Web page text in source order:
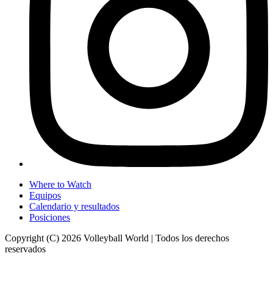
Where to Watch
Equipos
Calendario y resultados
Posiciones
Copyright (C) 2026 Volleyball World | Todos los derechos
reservados